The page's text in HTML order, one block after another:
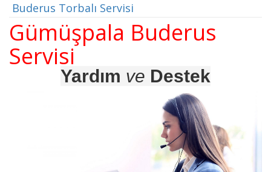
Buderus Torbalı Servisi
Gümüşpala Buderus
Servisi
Yardım ve Destek